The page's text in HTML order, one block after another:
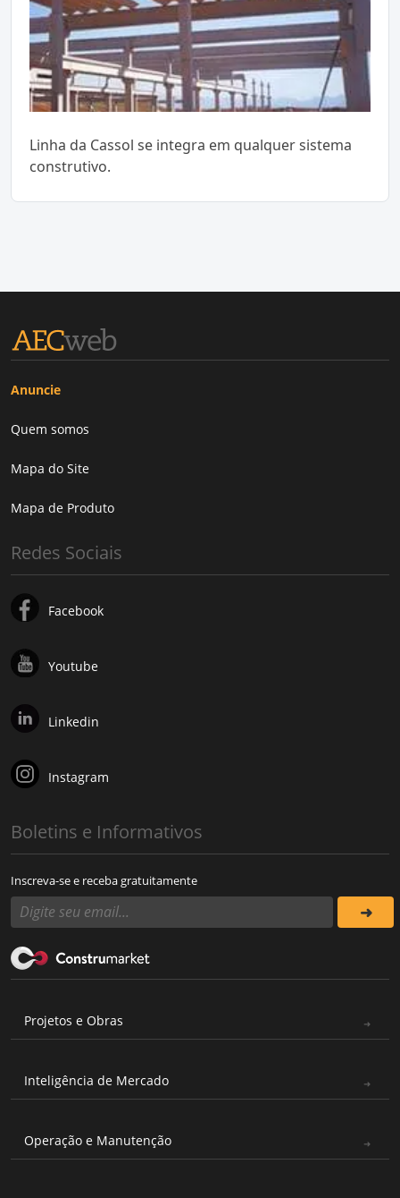
Linha da Cassol se integra em qualquer sistema
construtivo.
Anuncie
Quem somos
Mapa do Site
Mapa de Produto
Redes Sociais
Facebook
Youtube
Linkedin
Instagram
Boletins e Informativos
Inscreva-se e receba gratuitamente
Projetos e Obras
Inteligência de Mercado
Operação e Manutenção